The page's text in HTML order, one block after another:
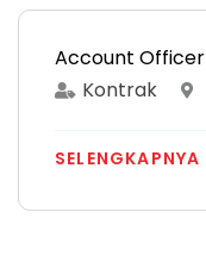
Account Officer
Kontrak
SELENGKAPNYA